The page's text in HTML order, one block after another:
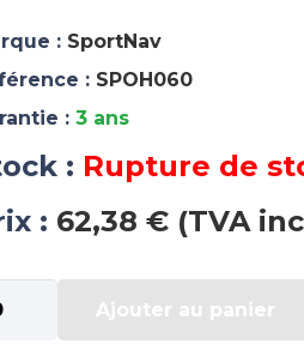
: SportNav
: SPOH060
: 3 ans
: Rupture de
: 62,38 € (TVA
Ajouter au panier